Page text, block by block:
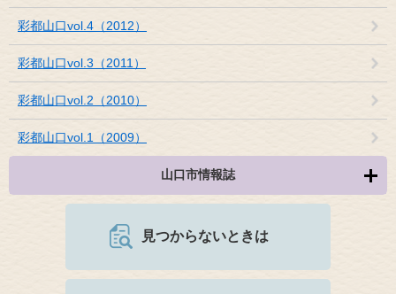
彩都山口vol.4（2012）
彩都山口vol.3（2011）
彩都山口vol.2（2010）
彩都山口vol.1（2009）
山口市情報誌
見つからないときは